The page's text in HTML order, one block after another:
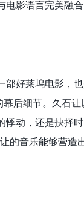
电影语言完美融
部好莱坞电影，
后细节。久石
悸动，还是抉择
的音乐能够营造